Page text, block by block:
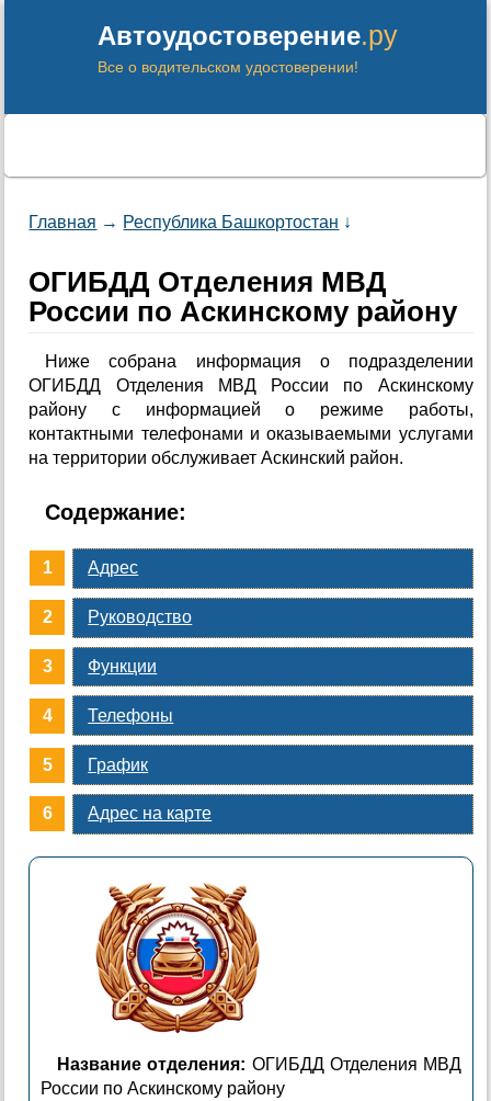
Автоудостоверение.ру
Все о водительском удостоверении!
Главная → Республика Башкортостан ↓
ОГИБДД Отделения МВД
России по Аскинскому району
Ниже собрана информация о подразделении
ОГИБДД Отделения МВД России по Аскинскому
району с информацией о режиме работы,
контактными телефонами и оказываемыми услугами
на территории обслуживает Аскинский район.
Содержание:
Адрес
Руководство
Функции
Телефоны
График
Адрес на карте
Название отделения: ОГИБДД Отделения МВД
России по Аскинскому району